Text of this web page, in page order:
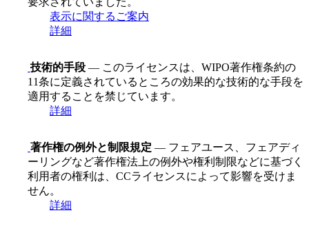
表示に関するご案内
詳細
技術的手段 — このライセンスは、WIPO著作権条約の
11条に定義されているところの効果的な技術的な手段を
適用することを禁じています。
詳細
著作権の例外と制限規定 — フェアユース、フェアディ
ーリングなど著作権法上の例外や権利制限などに基づく
利用者の権利は、CCライセンスによって影響を受けま
せん。
詳細